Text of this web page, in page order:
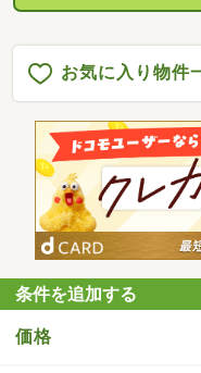
お気に入り物件
条件を追加する
価格